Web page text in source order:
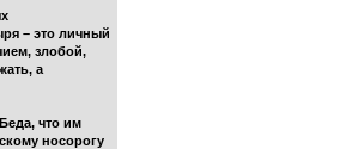
– это личный
злобой,
а
что им
носорогу